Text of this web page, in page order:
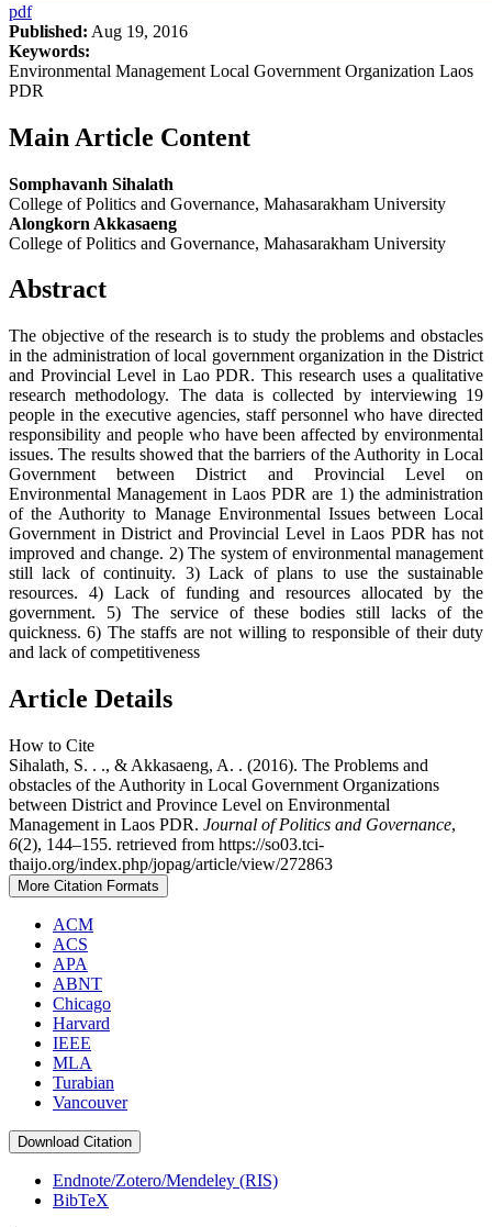
pdf
Published: Aug 19, 2016
Keywords:
Environmental Management Local Government Organization Laos
PDR
Main Article Content
Somphavanh Sihalath
College of Politics and Governance, Mahasarakham University
Alongkorn Akkasaeng
College of Politics and Governance, Mahasarakham University
Abstract
The objective of the research is to study the problems and obstacles
in the administration of local government organization in the District
and Provincial Level in Lao PDR. This research uses a qualitative
research methodology. The data is collected by interviewing 19
people in the executive agencies, staff personnel who have directed
responsibility and people who have been affected by environmental
issues. The results showed that the barriers of the Authority in Local
Government between District and Provincial Level on
Environmental Management in Laos PDR are 1) the administration
of the Authority to Manage Environmental Issues between Local
Government in District and Provincial Level in Laos PDR has not
improved and change. 2) The system of environmental management
still lack of continuity. 3) Lack of plans to use the sustainable
resources. 4) Lack of funding and resources allocated by the
government. 5) The service of these bodies still lacks of the
quickness. 6) The staffs are not willing to responsible of their duty
and lack of competitiveness
Article Details
How to Cite
Sihalath, S. . ., & Akkasaeng, A. . (2016). The Problems and
obstacles of the Authority in Local Government Organizations
between District and Province Level on Environmental
Management in Laos PDR. Journal of Politics and Governance,
6(2), 144–155. retrieved from https://so03.tci-
thaijo.org/index.php/jopag/article/view/272863
More Citation Formats
ACM
ACS
APA
ABNT
Chicago
Harvard
IEEE
MLA
Turabian
Vancouver
Download Citation
Endnote/Zotero/Mendeley (RIS)
BibTeX